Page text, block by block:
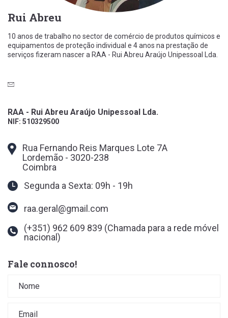
Rui Abreu
10 anos de trabalho no sector de comércio de produtos químicos e
equipamentos de proteção individual e 4 anos na prestação de
serviços fizeram nascer a RAA - Rui Abreu Araújo Unipessoal Lda.
RAA - Rui Abreu Araújo Unipessoal Lda.
NIF: 510329500
Rua Fernando Reis Marques Lote 7A
Lordemão - 3020-238
Coimbra
Segunda a Sexta: 09h - 19h
raa.geral@gmail.com
(+351) 962 609 839 (Chamada para a rede móvel
nacional)
Fale connosco!